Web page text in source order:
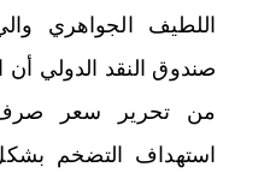
اللطيف الجواهري
صندوق النقد الدولي
من تحرير سعر
استهداف التضخم